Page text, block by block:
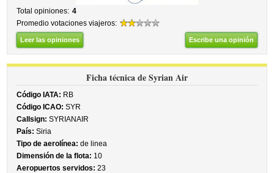
Total opiniones: 4
Promedio votaciones viajeros:
Leer las opiniones Escribe una opinión
Ficha técnica de Syrian Air
Código IATA: RB
Código ICAO: SYR
Callsign: SYRIANAIR
País: Siria
Tipo de aerolínea: de linea
Dimensión de la flota: 10
Aeropuertos servidos: 23